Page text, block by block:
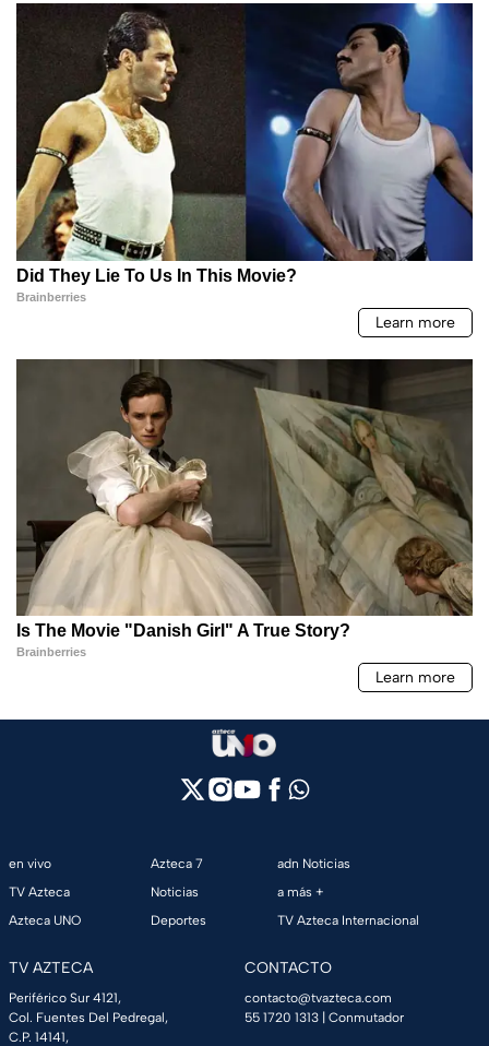
en vivo
TV Azteca
Azteca UNO
Azteca 7
Noticias
Deportes
adn Noticias
a más +
TV Azteca Internacional
TV AZTECA
Periférico Sur 4121,
Col. Fuentes Del Pedregal,
C.P. 14141,
CONTACTO
contacto@tvazteca.com
55 1720 1313 | Conmutador